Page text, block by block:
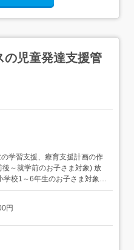
の児童発達支援管
の学習支援、療育支援計画の作
～就学前のお子さま対象) 放
学校1～6年生のお子さま対象)
へ、個別および小集団での療
、子ども一人ひとりに寄り添
円